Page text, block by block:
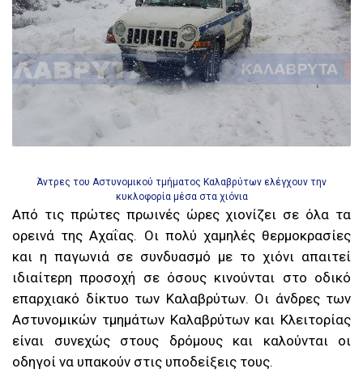
Άντρες του Αστυνομικού τμήματος Καλαβρύτων ελέγχουν την
κυκλοφορία μέσα στα χιόνια
Από τις πρώτες πρωινές ώρες χιονίζει σε όλα τα
ορεινά της Αχαΐας. Οι πολύ χαμηλές θερμοκρασίες
και η παγωνιά σε συνδυασμό με το χιόνι απαιτεί
ιδιαίτερη προσοχή σε όσους κινούνται στο οδικό
επαρχιακό δίκτυο των Καλαβρύτων. Οι άνδρες των
Αστυνομικών τμημάτων Καλαβρύτων και Κλειτορίας
είναι συνεχώς στους δρόμους και καλούνται οι
οδηγοί να υπακούν στις υποδείξεις τους.